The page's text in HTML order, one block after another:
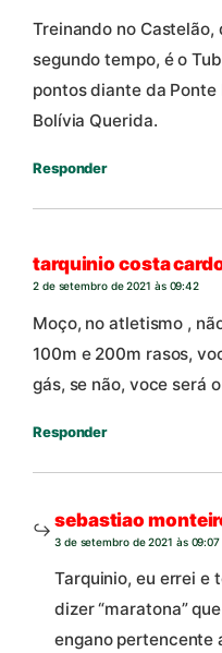
Treinando no
segundo tempo, é o
pontos diante da
Bolívia Querida.
Responder
tarquinio costa
2 de setembro de 2021 às 09:42
Moço, no atletismo ,
100m e 200m rasos,
gás, se não, voce será
Responder
sebastiao
3 de setembro de 2021 às 09:07
Tarquinio, eu errei e
dizer “maratona”
engano pertencente